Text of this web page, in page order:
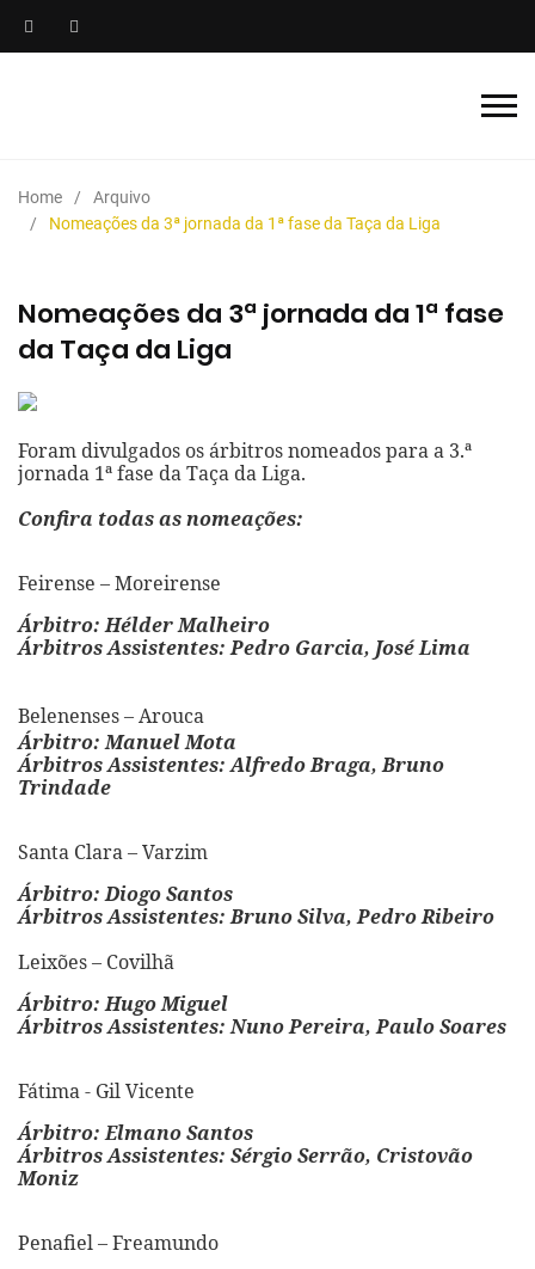
Home
Arquivo
Nomeações da 3ª jornada da 1ª fase da Taça da Liga
Nomeações da 3ª jornada da 1ª fase
da Taça da Liga
Foram divulgados os árbitros nomeados para a 3.ª
jornada 1ª fase da Taça da Liga.
Confira todas as nomeações:
Feirense – Moreirense
Árbitro: Hélder Malheiro
Árbitros Assistentes: Pedro Garcia, José Lima
Belenenses – Arouca
Árbitro: Manuel Mota
Árbitros Assistentes: Alfredo Braga, Bruno
Trindade
Santa Clara – Varzim
Árbitro: Diogo Santos
Árbitros Assistentes: Bruno Silva, Pedro Ribeiro
Leixões – Covilhã
Árbitro: Hugo Miguel
Árbitros Assistentes: Nuno Pereira, Paulo Soares
Fátima - Gil Vicente
Árbitro: Elmano Santos
Árbitros Assistentes: Sérgio Serrão, Cristovão
Moniz
Penafiel – Freamundo